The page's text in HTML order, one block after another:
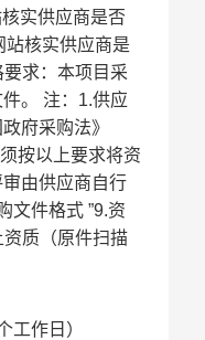
实供应商是否
站核实供应商是
求：本项目采
。 注：1.供应
府采购法》
按以上要求将资
由供应商自行
文件格式 ”9.资
质（原件扫描
工作日）